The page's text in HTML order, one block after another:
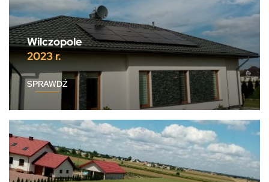
Wilczopole
2023 r.
SPRAWDŹ